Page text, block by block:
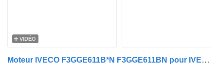
VIDÉO
Moteur IVECO F3GGE611B*N F3GGE611BN pour IVECO